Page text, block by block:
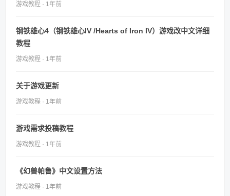
游戏教程 · 1年前
钢铁雄心4（钢铁雄心IV /Hearts of Iron IV）游戏改中文详细
教程
游戏教程 · 1年前
关于游戏更新
游戏教程 · 1年前
游戏需求投稿教程
游戏教程 · 1年前
《幻兽帕鲁》中文设置方法
游戏教程 · 1年前